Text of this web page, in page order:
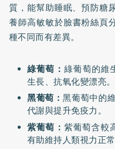
質，能幫助睡眠、預防糖
養師高敏敏於臉書粉絲頁
種不同而有差異。
綠葡萄：綠葡萄的維
生長、抗氧化變漂亮。
黑葡萄：黑葡萄中的
代謝與提升免疫力。
紫葡萄： 紫葡萄含較
有助維持人類視力正